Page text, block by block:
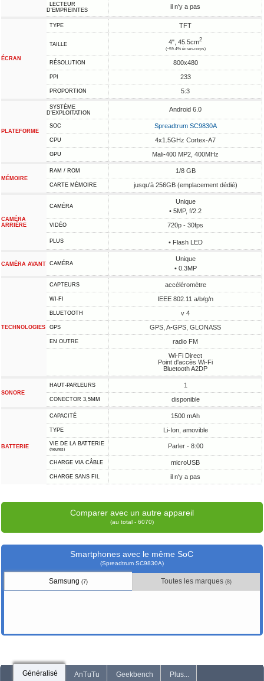
LECTEUR
D'EMPREINTES
il n'y a pas
ÉCRAN
TYPE TFT
TAILLE 4", 45.5cm2
(~59.4% écran-corps)
RÉSOLUTION 800x480
PPI 233
PROPORTION 5:3
PLATEFORME
SYSTÈME
D'EXPLOITATION
Android 6.0
SOC Spreadtrum SC9830A
CPU 4x1.5GHz Cortex-A7
GPU Mali-400 MP2, 400MHz
MÉMOIRE
RAM / ROM 1/8 GB
CARTE MÉMOIRE jusqu'à 256GB (emplacement dédié)
CAMÉRA
ARRIÈRE
CAMÉRA
Unique
• 5MP, f/2.2
VIDÉO 720p - 30fps
PLUS • Flash LED
CAMÉRA AVANT CAMÉRA
Unique
• 0.3MP
TECHNOLOGIES
CAPTEURS accéléromètre
WI-FI IEEE 802.11 a/b/g/n
BLUETOOTH v 4
GPS GPS, A-GPS, GLONASS
EN OUTRE
radio FM
Wi-Fi Direct
Point d'accès Wi-Fi
Bluetooth A2DP
SONORE
HAUT-PARLEURS 1
CONECTOR 3,5MM disponible
BATTERIE
CAPACITÉ 1500 mAh
TYPE Li-Ion, amovible
VIE DE LA BATTERIE
(heures) Parler - 8:00
CHARGE VIA CÂBLE microUSB
CHARGE SANS FIL il n'y a pas
Comparer avec un autre appareil
(au total - 6070)
Smartphones avec le même SoC
(Spreadtrum SC9830A)
Samsung (7) Toutes les marques (8)
Généralisé AnTuTu Geekbench Plus...